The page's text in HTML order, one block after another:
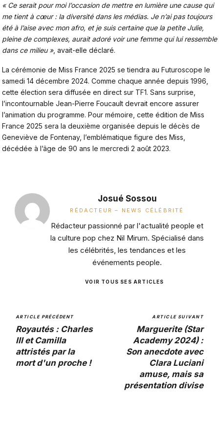
« Ce serait pour moi l’occasion de mettre en lumière une cause qui
me tient à cœur : la diversité dans les médias. Je n’ai pas toujours
été à l’aise avec mon afro, et je suis certaine que la petite Julie,
pleine de complexes, aurait adoré voir une femme qui lui ressemble
dans ce milieu », avait-elle déclaré.
La cérémonie de Miss France 2025 se tiendra au Futuroscope le
samedi 14 décembre 2024. Comme chaque année depuis 1996,
cette élection sera diffusée en direct sur TF1. Sans surprise,
l’incontournable Jean-Pierre Foucault devrait encore assurer
l’animation du programme. Pour mémoire, cette édition de Miss
France 2025 sera la deuxième organisée depuis le décès de
Geneviève de Fontenay, l’emblématique figure des Miss,
décédée à l’âge de 90 ans le mercredi 2 août 2023.
Josué Sossou
RÉDACTEUR – NEWS CÉLÉBRITÉ
Rédacteur passionné par l'actualité people et
la culture pop chez Nil Mirum. Spécialisé dans
les célébrités, les tendances et les
événements people.
VOIR TOUS SES ARTICLES
ARTICLE PRÉCÉDENT
Royautés : Charles
III et Camilla
attristés par la
mort d'un proche !
ARTICLE SUIVANT
Marguerite (Star
Academy 2024) :
Son anecdote avec
Clara Luciani
amuse, mais sa
présentation divise